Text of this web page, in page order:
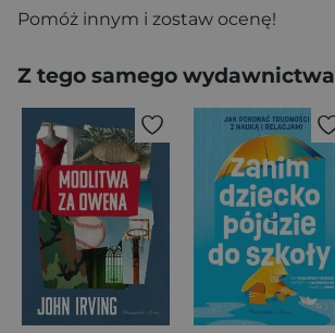
Pomóż innym i zostaw ocenę!
Z tego samego wydawnictwa